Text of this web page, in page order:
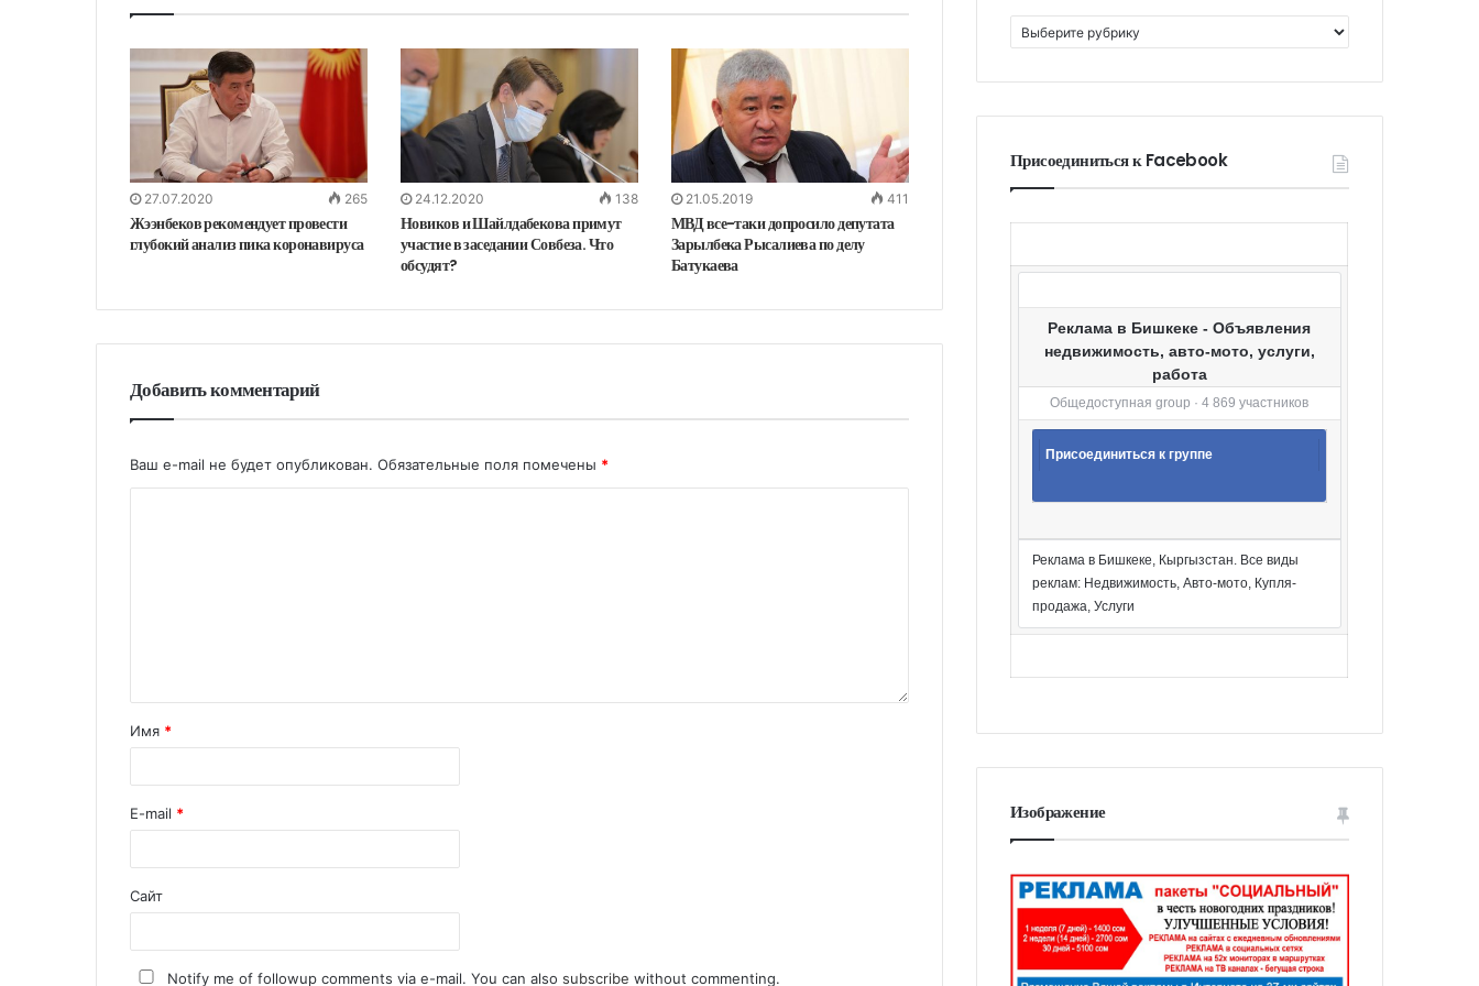
27.07.2020 265
Жээнбеков рекомендует провести
глубокий анализ пика коронавируса
24.12.2020 138
Новиков и Шайлдабекова примут
участие в заседании Совбеза. Что
обсудят?
21.05.2019 411
МВД все-таки допросило депутата
Зарылбека Рысалиева по делу
Батукаева
Добавить комментарий
Ваш e-mail не будет опубликован. Обязательные поля помечены *
Имя *
E-mail *
Сайт
Notify me of followup comments via e-mail. You can also subscribe without commenting.
а
г
р
и
Присоединиться к Facebook
Реклама в Бишкеке - Объявления
недвижимость, авто-мото, услуги,
работа
Общедоступная group · 4 869 участников
Присоединиться к группе
Реклама в Бишкеке, Кыргызстан. Все виды
реклам: Недвижимость, Авто-мото, Купля-
продажа, Услуги
Изображение